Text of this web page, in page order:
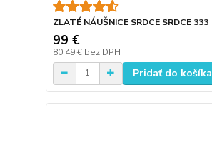
ZLATÉ NÁUŠNICE SRDCE SRDCE 333
99 €
80,49 € bez DPH
Pridať do košíka